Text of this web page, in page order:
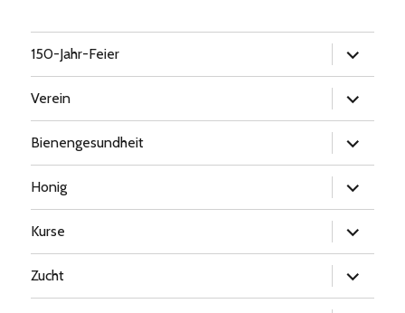
150-Jahr-Feier
öffnen
Verein
öffnen
Bienengesundheit
öffnen
Honig
öffnen
Kurse
öffnen
Zucht
öffnen